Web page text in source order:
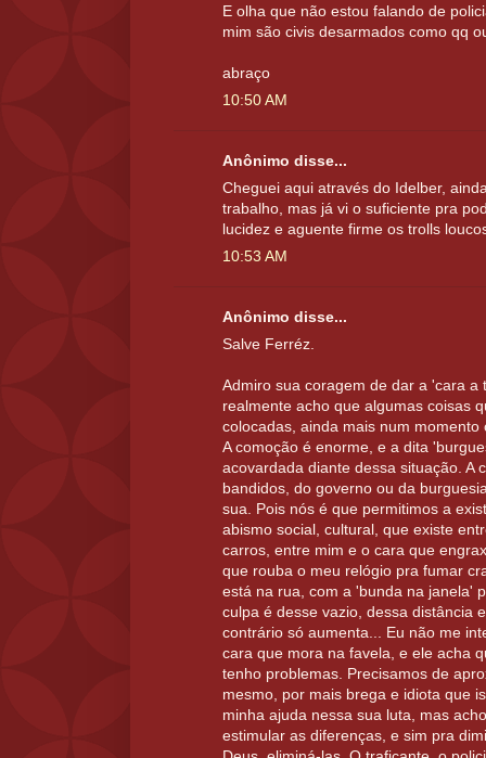
E olha que não estou falando de
mim são civis desarmados como qq
abraço
10:50 AM
Anônimo disse...
Cheguei aqui através do Idelber,
trabalho, mas já vi o suficiente pra
lucidez e aguente firme os trolls
10:53 AM
Anônimo disse...
Salve Ferréz.
Admiro sua coragem de dar a 'cara a
realmente acho que algumas coisas
colocadas, ainda mais num momento
A comoção é enorme, e a dita
acovardada diante dessa situação. A
bandidos, do governo ou da
sua. Pois nós é que permitimos a
abismo social, cultural, que existe
carros, entre mim e o cara que
que rouba o meu relógio pra fumar
está na rua, com a 'bunda na janela'
culpa é desse vazio, dessa distância
contrário só aumenta... Eu não me
cara que mora na favela, e ele acha
tenho problemas. Precisamos de
mesmo, por mais brega e idiota que
minha ajuda nessa sua luta, mas
estimular as diferenças, e sim pra